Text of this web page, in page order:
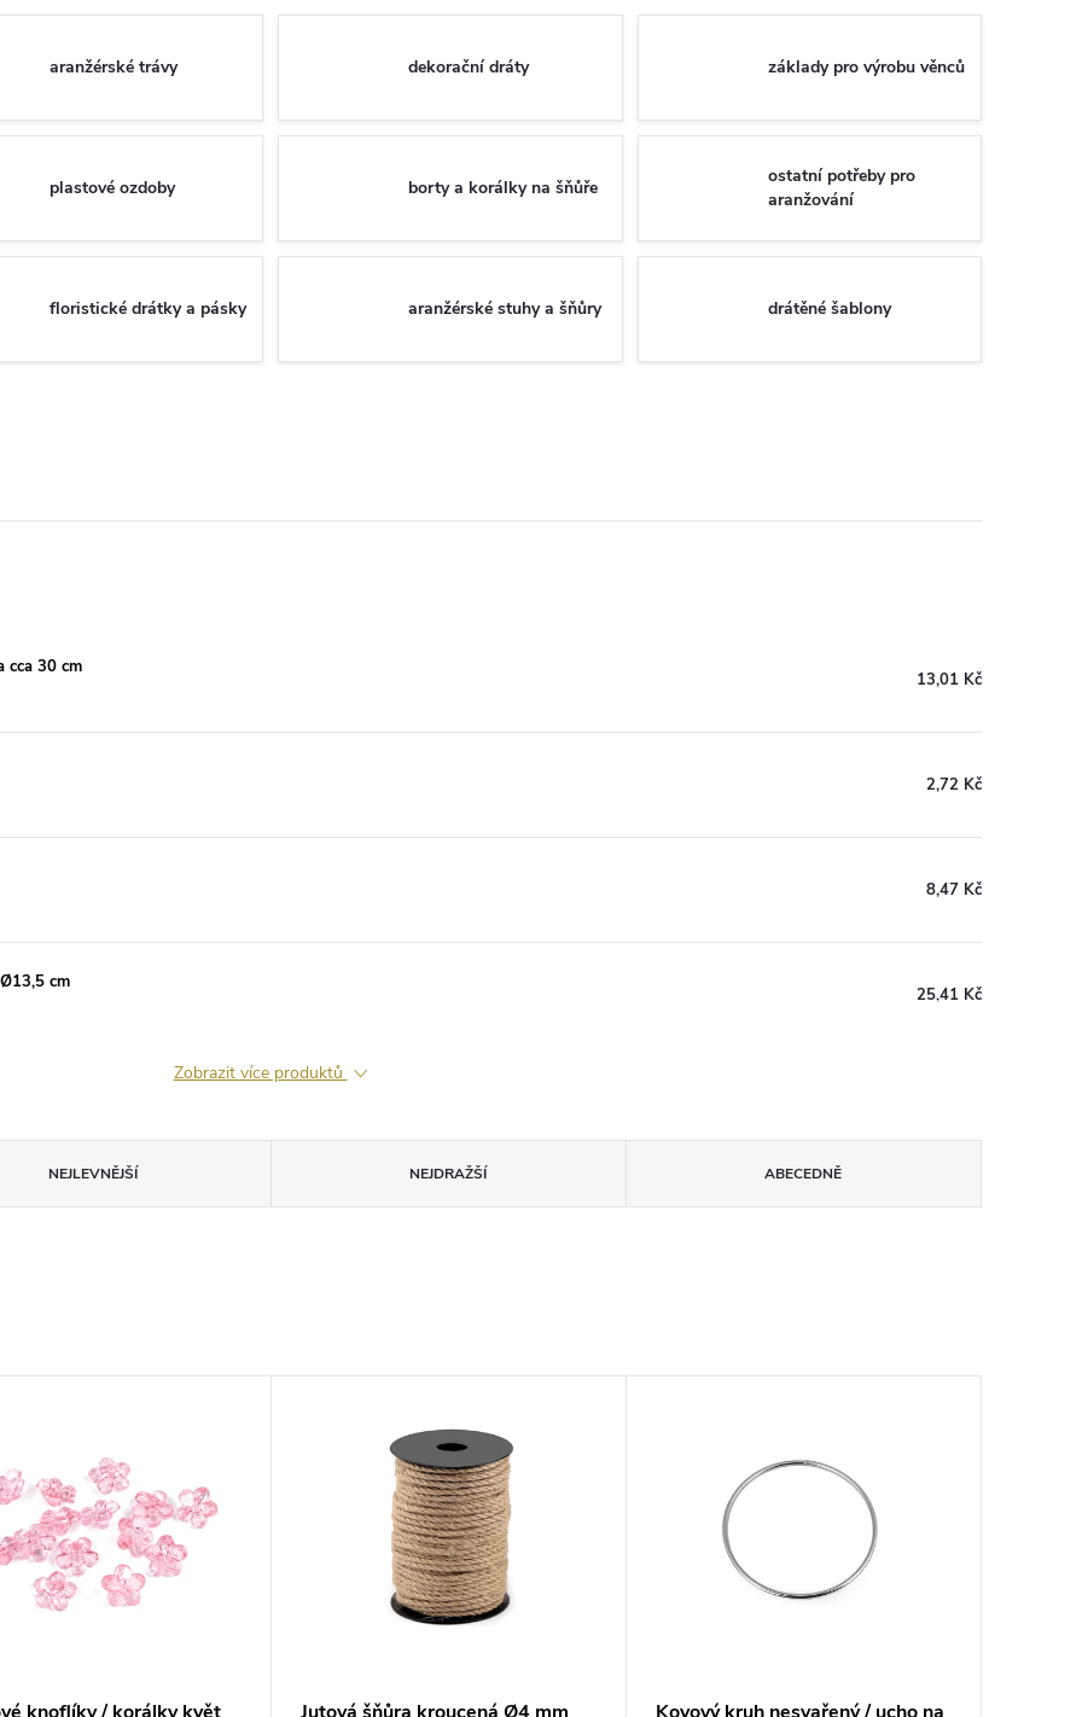
aranžérské trávy dekorační dráty základy pro výrobu věnců
plastové ozdoby borty a korálky na šňůře
ostatní potřeby pro
aranžování
floristické drátky a pásky aranžérské stuhy a šňůry drátěné šablony
cca 30 cm
13,01 Kč
2,72 Kč
8,47 Kč
cm
25,41 Kč
Zobrazit více produktů
NEJLEVNĚJŠÍ NEJDRAŽŠÍ ABECEDNĚ